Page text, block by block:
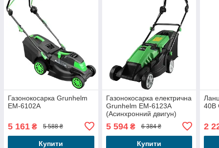
Газонокосарка Grunhelm
EM-6102A
5 161 ₴ 5 588 ₴
Купити
Газонокосарка електрична
Grunhelm EM-6123A
(Асинхронний двигун)
5 594₴ 6 384 ₴
Купити
40B
2